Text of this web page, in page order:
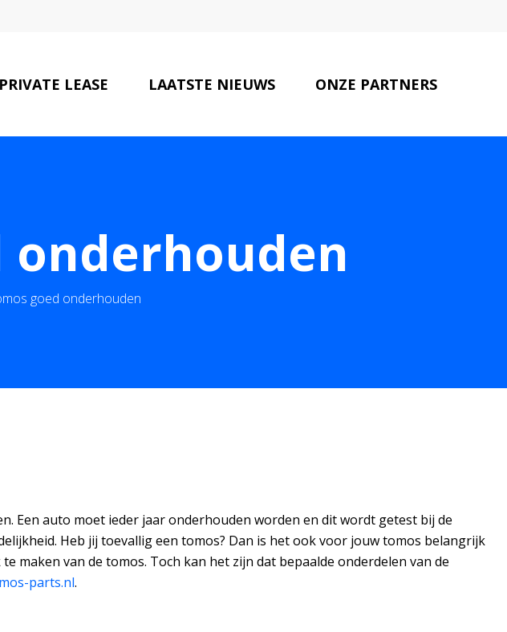
PRIVATE LEASE LAATSTE NIEUWS ONZE PARTNERS
onderhouden
goed onderhouden
Een auto moet ieder jaar onderhouden worden en dit wordt getest bij de
Heb jij toevallig een tomos? Dan is het ook voor jouw tomos belangrijk
van de tomos. Toch kan het zijn dat bepaalde onderdelen van de
parts.nl.